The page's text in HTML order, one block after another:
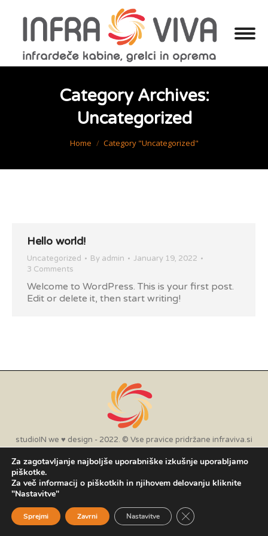
Category Archives:
Uncategorized
Home Category "Uncategorized"
Hello world!
Uncategorized By admin
January 19, 2022
3 Comments
Welcome to WordPress. This is your first post.
Edit or delete it, then start writing!
studioIN we ♥ design - 2022. © Vse pravice pridržane infraviva.si
Za zagotavljanje najboljše uporabniške izkušnje uporabljamo
piškotke.
Za več informacij o piškotkih in njihovem delovanju kliknite
"Nastavitve"
Sprejmi Zavrni Nastavitve Close GDPR Cookie